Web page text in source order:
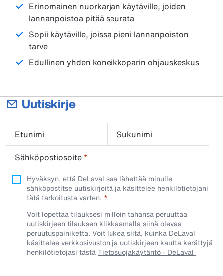
Erinomainen nuorkarjan käytäville, joiden
lannanpoistoa pitää seurata
Sopii käytäville, joissa pieni lannanpoiston
tarve
Edullinen yhden koneikkoparin ohjauskeskus
Uutiskirje
Etunimi
Sukunimi
Sähköpostiosoite*
Hyväksyn, että DeLaval saa lähettää minulle
sähköpostitse uutiskirjeitä ja käsittelee henkilötietojani
tätä tarkoitusta varten.
Voit lopettaa tilauksesi milloin tahansa peruuttaa
uutiskirjeen tilauksen klikkaamalla siinä olevaa
peruutuspainiketta. Voit lukea siitä, kuinka DeLaval
käsittelee verkkosivuston ja uutiskirjeen kautta kerättyjä
henkilötietojasi tästäTietosuojakäytäntö - DeLaval